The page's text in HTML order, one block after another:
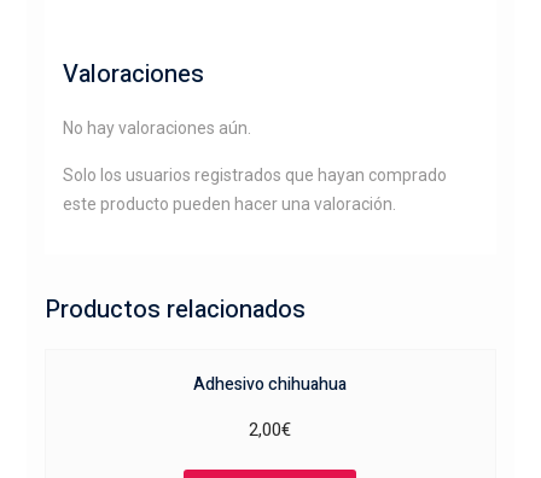
Valoraciones
No hay valoraciones aún.
Solo los usuarios registrados que hayan comprado
este producto pueden hacer una valoración.
Productos relacionados
Adhesivo chihuahua
2,00€